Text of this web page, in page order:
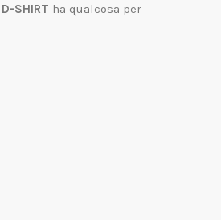
D-SHIRT ha qualcosa per